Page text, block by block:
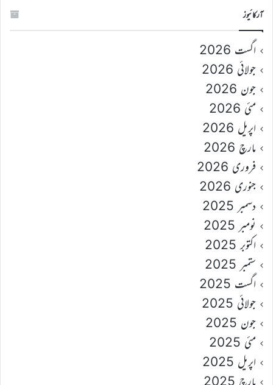
آرکائیوز
اگست 2026
جولائی 2026
جون 2026
مئی 2026
اپریل 2026
مارچ 2026
فروری 2026
جنوری 2026
دسمبر 2025
نومبر 2025
اکتوبر 2025
ستمبر 2025
اگست 2025
جولائی 2025
جون 2025
مئی 2025
اپریل 2025
مارچ 2025